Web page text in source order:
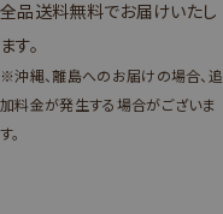
全品送料無料でお届けいたし
ます。
※沖縄、離島へのお届けの場合、追
加料金が発生する場合がございま
す。